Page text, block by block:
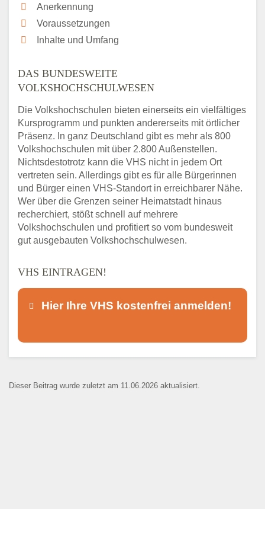
Anerkennung
Voraussetzungen
Inhalte und Umfang
DAS BUNDESWEITE
VOLKSHOCHSCHULWESEN
Die Volkshochschulen bieten einerseits ein vielfältiges
Kursprogramm und punkten andererseits mit örtlicher
Präsenz. In ganz Deutschland gibt es mehr als 800
Volkshochschulen mit über 2.800 Außenstellen.
Nichtsdestotrotz kann die VHS nicht in jedem Ort
vertreten sein. Allerdings gibt es für alle Bürgerinnen
und Bürger einen VHS-Standort in erreichbarer Nähe.
Wer über die Grenzen seiner Heimatstadt hinaus
recherchiert, stößt schnell auf mehrere
Volkshochschulen und profitiert so vom bundesweit
gut ausgebauten Volkshochschulwesen.
VHS EINTRAGEN!
Hier Ihre VHS kostenfrei anmelden!
Kontaktaufnahme und ist nicht
Dieser Beitrag wurde zuletzt am 11.06.2026 aktualisiert.